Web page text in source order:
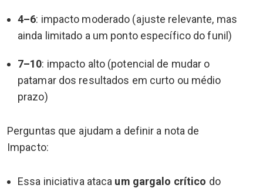
4–6: impacto moderado (ajuste relevante, mas
ainda limitado a um ponto específico do funil)
7–10: impacto alto (potencial de mudar o
patamar dos resultados em curto ou médio
prazo)
Perguntas que ajudam a definir a nota de
Impacto:
Essa iniciativa ataca um gargalo crítico do